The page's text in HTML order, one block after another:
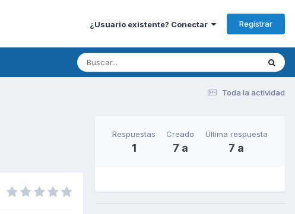
¿Usuario existente? Conectar Registrar
Toda la actividad
Respuestas
1
Creado
7 a
Última respuesta
7 a